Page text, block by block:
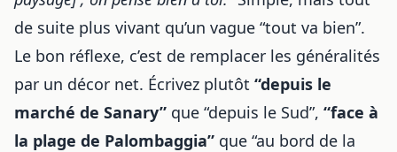
de suite plus vivant qu’un vague “tout va bien”.
Le bon réflexe, c’est de remplacer les généralités
par un décor net. Écrivez plutôt “depuis le
marché de Sanary” que “depuis le Sud”, “face à
la plage de Palombaggia” que “au bord de la